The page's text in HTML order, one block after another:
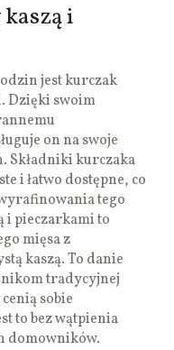
i
jest kurczak
Dzięki swoim
on na swoje
Składniki kurczaka
i łatwo dostępne, co
tego
i pieczarkami to
mięsa z
kaszą. To danie
tradycyjnej
sobie
to bez wątpienia
domowników.